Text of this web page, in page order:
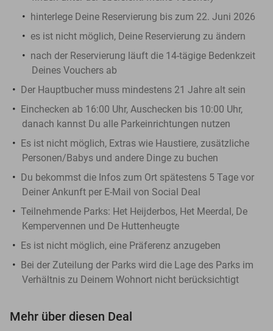
hinterlege Deine Reservierung bis zum 22. Juni 2026
es ist nicht möglich, Deine Reservierung zu ändern
nach der Reservierung läuft die 14-tägige Bedenkzeit
Deines Vouchers ab
Der Hauptbucher muss mindestens 21 Jahre alt sein
Einchecken ab 16:00 Uhr, Auschecken bis 10:00 Uhr,
danach kannst Du alle Parkeinrichtungen nutzen
Es ist nicht möglich, Extras wie Haustiere, zusätzliche
Personen/Babys und andere Dinge zu buchen
Du bekommst die Infos zum Ort spätestens 5 Tage vor
Deiner Ankunft per E-Mail von Social Deal
Teilnehmende Parks: Het Heijderbos, Het Meerdal, De
Kempervennen und De Huttenheugte
Es ist nicht möglich, eine Präferenz anzugeben
Bei der Zuteilung der Parks wird die Lage des Parks im
Verhältnis zu Deinem Wohnort nicht berücksichtigt
Mehr über diesen Deal